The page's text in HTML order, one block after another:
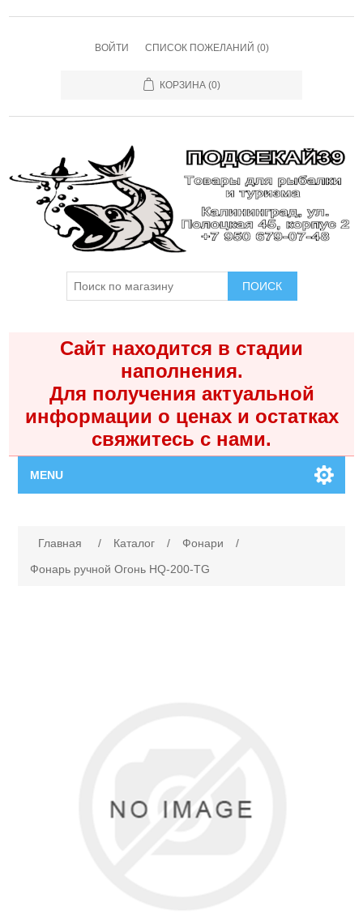
ВОЙТИ СПИСОК ПОЖЕЛАНИЙ (0)
КОРЗИНА (0)
ПОИСК
Сайт находится в стадии
наполнения.
Для получения актуальной
информации о ценах и остатках
свяжитесь с нами.
MENU
Каталог
Главная / Каталог / Фонари
/
Фонарь ручной Огонь HQ-200-TG